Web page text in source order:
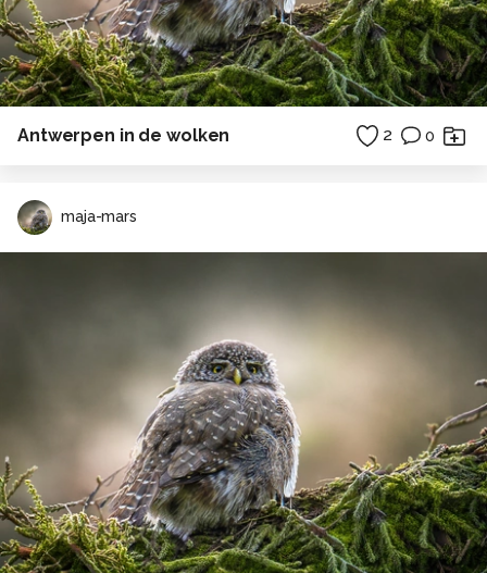
Antwerpen in de wolken 2 0
maja-mars